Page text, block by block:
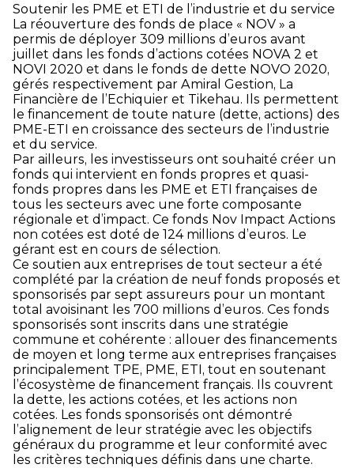
Soutenir les PME et ETI de l’industrie et du service
La réouverture des fonds de place « NOV » a
permis de déployer 309 millions d’euros avant
juillet dans les fonds d’actions cotées NOVA 2 et
NOVI 2020 et dans le fonds de dette NOVO 2020,
gérés respectivement par Amiral Gestion, La
Financière de l’Echiquier et Tikehau. Ils permettent
le financement de toute nature (dette, actions) des
PME-ETI en croissance des secteurs de l’industrie
et du service.
Par ailleurs, les investisseurs ont souhaité créer un
fonds qui intervient en fonds propres et quasi-
fonds propres dans les PME et ETI françaises de
tous les secteurs avec une forte composante
régionale et d’impact. Ce fonds Nov Impact Actions
non cotées est doté de 124 millions d’euros. Le
gérant est en cours de sélection.
Ce soutien aux entreprises de tout secteur a été
complété par la création de neuf fonds proposés et
sponsorisés par sept assureurs pour un montant
total avoisinant les 700 millions d’euros. Ces fonds
sponsorisés sont inscrits dans une stratégie
commune et cohérente : allouer des financements
de moyen et long terme aux entreprises françaises
principalement TPE, PME, ETI, tout en soutenant
l’écosystème de financement français. Ils couvrent
la dette, les actions cotées, et les actions non
cotées. Les fonds sponsorisés ont démontré
l’alignement de leur stratégie avec les objectifs
généraux du programme et leur conformité avec
les critères techniques définis dans une charte.